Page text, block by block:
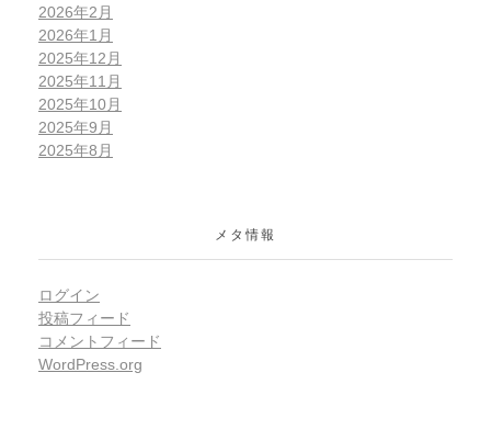
2026年2月
2026年1月
2025年12月
2025年11月
2025年10月
2025年9月
2025年8月
メタ情報
ログイン
投稿フィード
コメントフィード
WordPress.org